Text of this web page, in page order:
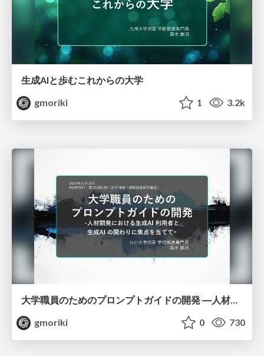
生成AIと歩むこれからの大学
gmoriki
1 3.2k
大学職員のためのプロンプトガイドの開発 ―人材開発における生成 AI 利用者と生成 AI の関わりに焦点を当てて―
gmoriki
0 730